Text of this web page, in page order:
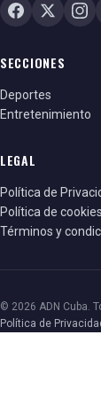
SECCIONES
Deportes
Entretenimiento
LEGAL
Política de
Política de cookies
Términos y
© 2026 ADN Cuba.
Política de